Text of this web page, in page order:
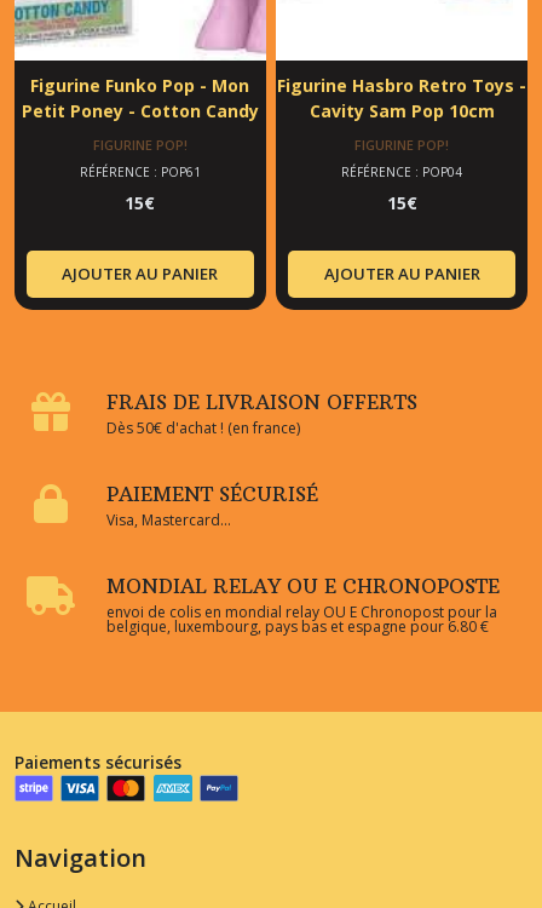
Figurine Funko Pop - Mon
Petit Poney - Cotton Candy
FIGURINE POP!
RÉFÉRENCE : POP61
15€
AJOUTER AU PANIER
Figurine Hasbro Retro Toys -
Cavity Sam Pop 10cm
FIGURINE POP!
RÉFÉRENCE : POP04
15€
AJOUTER AU PANIER
FRAIS DE LIVRAISON OFFERTS
Dès 50€ d'achat ! (en france)
PAIEMENT SÉCURISÉ
Visa, Mastercard...
MONDIAL RELAY OU E CHRONOPOSTE
envoi de colis en mondial relay OU E Chronopost pour la
belgique, luxembourg, pays bas et espagne pour 6.80 €
Paiements sécurisés
Navigation